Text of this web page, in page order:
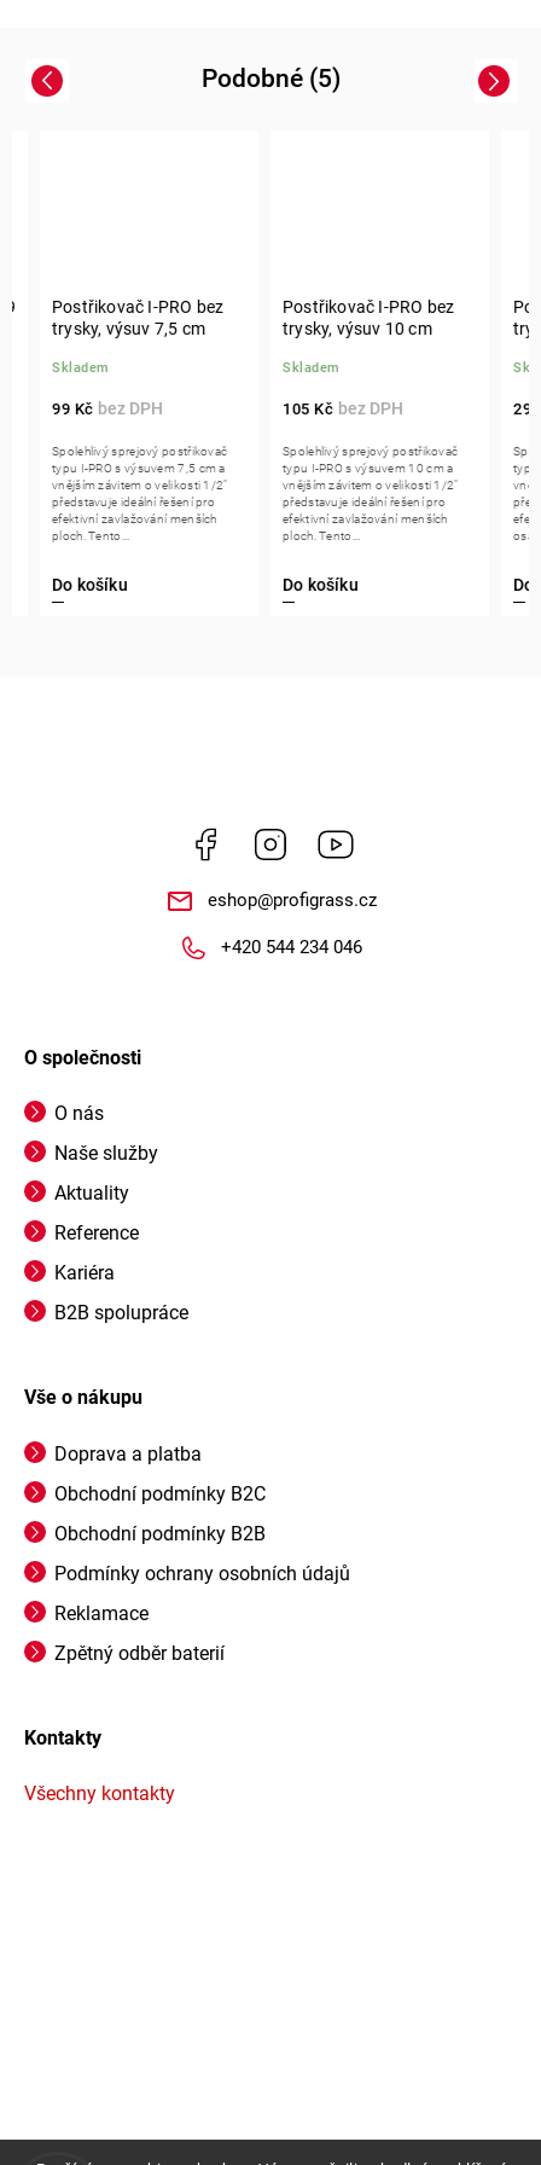
Podobné (5)
Previous
Postřikovač I-PRO bez
trysky, výsuv 7,5 cm
Skladem
99 Kč
Do košíku
Spolehlivý sprejový postřikovač
typu I-PRO s výsuvem 7,5 cm a
vnějším závitem o velikosti 1/2"
představuje ideální řešení pro
efektivní zavlažování menších
ploch. Tento...
Postřikovač I-PRO bez
trysky, výsuv 10 cm
Skladem
105 Kč
Do košíku
Spolehlivý sprejový postřikovač
typu I-PRO s výsuvem 10 cm a
vnějším závitem o velikosti 1/2"
představuje ideální řešení pro
efektivní zavlažování menších
ploch. Tento...
298
Do
typu I-
Next
Facebook Instagram
eshop@profigrass.cz
+420 544 234 046
O společnosti
O nás
Naše služby
Aktuality
Reference
Kariéra
B2B spolupráce
Vše o nákupu
Doprava a platba
Obchodní podmínky B2C
Obchodní podmínky B2B
Podmínky ochrany osobních údajů
Reklamace
Zpětný odběr baterií
Kontakty
Všechny kontakty